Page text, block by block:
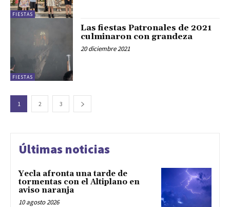
FIESTAS
FIESTAS
Las fiestas Patronales de 2021
culminaron con grandeza
20 diciembre 2021
1 2 3
Últimas noticias
Yecla afronta una tarde de
tormentas con el Altiplano en
aviso naranja
10 agosto 2026